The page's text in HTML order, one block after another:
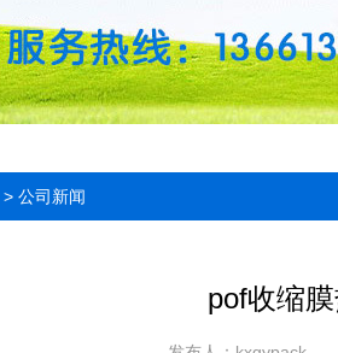
> 公司新闻
pof收缩